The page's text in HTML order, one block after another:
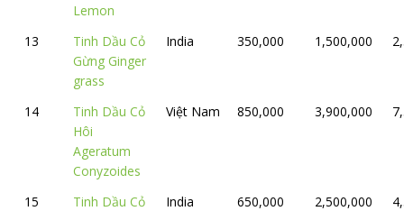
Lemon
13
Tinh Dầu Cỏ
Gừng Ginger
grass
India 350,000 1,500,000
14
Tinh Dầu Cỏ
Hôi
Ageratum
Conyzoides
Việt Nam 850,000 3,900,000
15
Tinh Dầu Cỏ
India 650,000 2,500,000